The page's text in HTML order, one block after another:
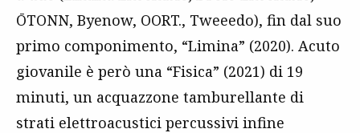
ŌTONN, Byenow, OORT., Tweeedo), fin dal suo
primo componimento, “Limina” (2020). Acuto
giovanile è però una “Fisica” (2021) di 19
minuti, un acquazzone tamburellante di
strati elettroacustici percussivi infine